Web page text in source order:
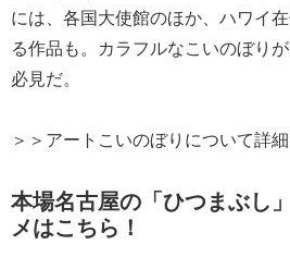
には、各国大使館のほか、ハワイ
る作品も。カラフルなこいのぼり
必見だ。
＞＞アートこいのぼりについて詳
本場名古屋の「ひつまぶし
メはこちら！